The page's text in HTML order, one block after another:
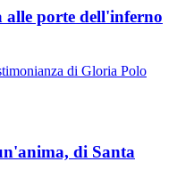
porte dell'inferno
· Morte · Giudizio ·
di Gloria Polo
di Santa